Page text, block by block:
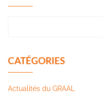
CATÉGORIES
Actualités du GRAAL